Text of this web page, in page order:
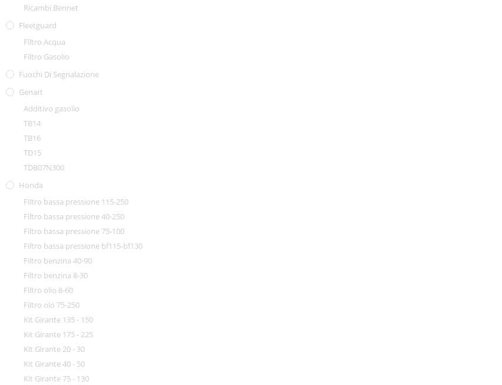
Ricambi Bennet
Fleetguard
Filtro Acqua
Filtro Gasolio
Fuochi Di Segnalazione
Genart
Additivo gasolio
TB14
TB16
TD15
TDB07N300
Honda
Filtro bassa pressione 115-250
Filtro bassa pressione 40-250
Filtro bassa pressione 75-100
Filtro bassa pressione bf115-bf130
Filtro benzina 40-90
Filtro benzina 8-30
Filtro olio 8-60
Filtro olo 75-250
Kit Girante 135 - 150
Kit Girante 175 - 225
Kit Girante 20 - 30
Kit Girante 40 - 50
Kit Girante 75 - 130